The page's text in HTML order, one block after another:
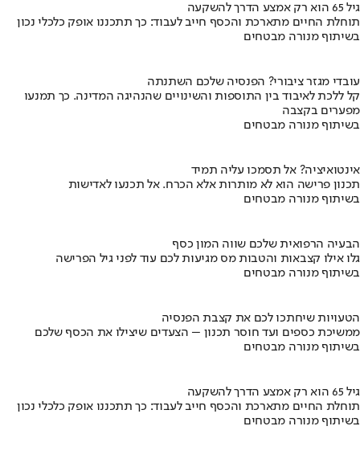
גיל 65 הוא רק אמצע הדרך להשקעה
תוחלת החיים מתארכת והכסף חייב לעבוד: כך תתכננו אופק כלכלי נכון
בשיתוף מנורה מבטחים
עובדי מגזר ציבורי? הפנסיה שלכם השתנתה
קל ללכת לאיבוד בין התוספות והשינויים שהנהיגה המדינה. כך תמנעו
מפערים בקצבה
בשיתוף מנורה מבטחים
אינטואיציה? אל תסמכו עליה תמיד
תכנון פרישה הוא לא מותרות אלא הכרח. אל תכנעו לאדישות
בשיתוף מנורה מבטחים
הבעיה הרפואית שלכם שווה המון כסף
גלו אילו קצבאות והטבות מס מגיעות לכם עוד לפני גיל הפרישה
בשיתוף מנורה מבטחים
הטעויות שיחתכו לכם את קצבת הפנסיה
ממשיכת כספים ועד חוסר תכנון – הצעדים שיצילו את הכסף שלכם
בשיתוף מנורה מבטחים
גיל 65 הוא רק אמצע הדרך להשקעה
תוחלת החיים מתארכת והכסף חייב לעבוד: כך תתכננו אופק כלכלי נכון
בשיתוף מנורה מבטחים